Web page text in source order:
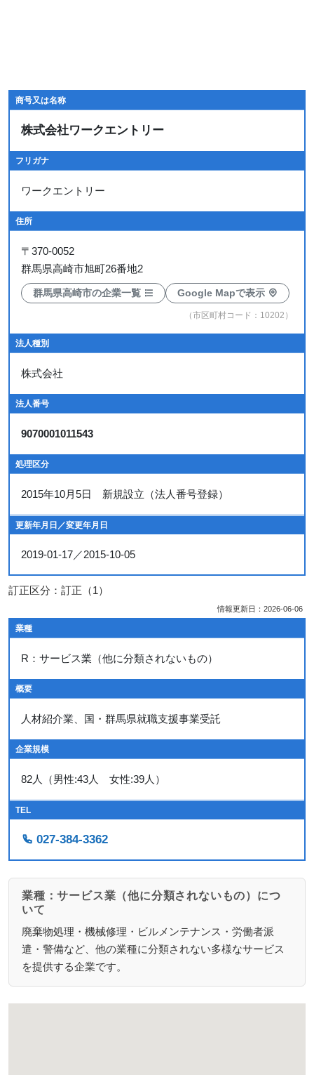
商号又は名称
株式会社ワークエントリー
フリガナ
ワークエントリー
住所
〒 370-0052
群馬県高崎市旭町26番地2
群馬県高崎市の企業一覧 Google Mapで表示
（市区町村コード：10202）
法人種別
株式会社
法人番号
9070001011543
処理区分
2015年10月5日 新規設立（法人番号登録）
更新年月日／変更年月日
2019-01-17／2015-10-05
訂正区分：訂正（1）
情報更新日：2026-06-06
業種
R：サービス業（他に分類されないもの）
概要
人材紹介業、国・群馬県就職支援事業受託
企業規模
82人（男性:43人 女性:39人）
TEL
027-384-3362
業種：サービス業（他に分類されないもの）につ
いて
廃棄物処理・機械修理・ビルメンテナンス・労働者派
遣・警備など、他の業種に分類されない多様なサービス
を提供する企業です。